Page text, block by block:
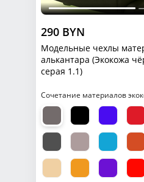
290 BYN
Модельные чехлы
алькантара (Экокожа
серая 1.1)
Сочетание материалов